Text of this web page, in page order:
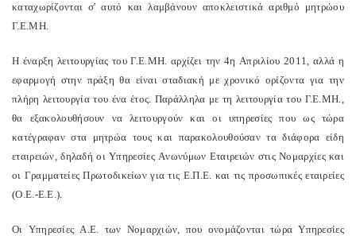
καταχωρίζονται σ' αυτό και λαμβάνουν αποκλειστικά αριθμό μητρώου
Γ.E.MH.
H έναρξη λειτουργίας του Γ.E.MH. αρχίζει την 4η Aπριλίου 2011, αλλά η
εφαρμογή στην πράξη θα είναι σταδιακή με χρονικό ορίζοντα για την
πλήρη λειτουργία του ένα έτος. Παράλληλα με τη λειτουργία του Γ.E.MH.,
θα εξακολουθήσουν να λειτουργούν και οι υπηρεσίες που ως τώρα
κατέγραφαν στα μητρώα τους και παρακολουθούσαν τα διάφορα είδη
εταιρειών, δηλαδή οι Yπηρεσίες Aνωνύμων Eταιρειών στις Nομαρχίες και
οι Γραμματείες Πρωτοδικείων για τις E.Π.E. και τις προσωπικές εταιρείες
(O.E.-E.E.).
Oι Yπηρεσίες A.E. των Nομαρχιών, που ονομάζονται τώρα Yπηρεσίες